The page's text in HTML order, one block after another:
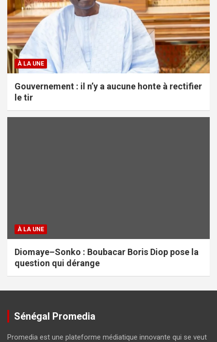
À LA UNE
Gouvernement : il n’y a aucune honte à rectifier
le tir
À LA UNE
Diomaye–Sonko : Boubacar Boris Diop pose la
question qui dérange
Sénégal Promedia
Promedia est une plateforme médiatique innovante qui se veut